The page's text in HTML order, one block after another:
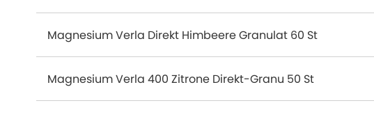
Magnesium Verla Direkt Himbeere Granulat 60 St
Magnesium Verla 400 Zitrone Direkt-Granu 50 St